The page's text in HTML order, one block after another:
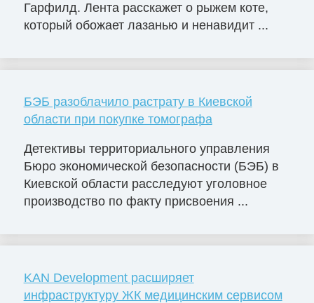
Гарфилд. Лента расскажет о рыжем коте,
который обожает лазанью и ненавидит ...
БЭБ разоблачило растрату в Киевской
области при покупке томографа
Детективы территориального управления
Бюро экономической безопасности (БЭБ) в
Киевской области расследуют уголовное
производство по факту присвоения ...
KAN Development расширяет
инфраструктуру ЖК медицинским сервисом